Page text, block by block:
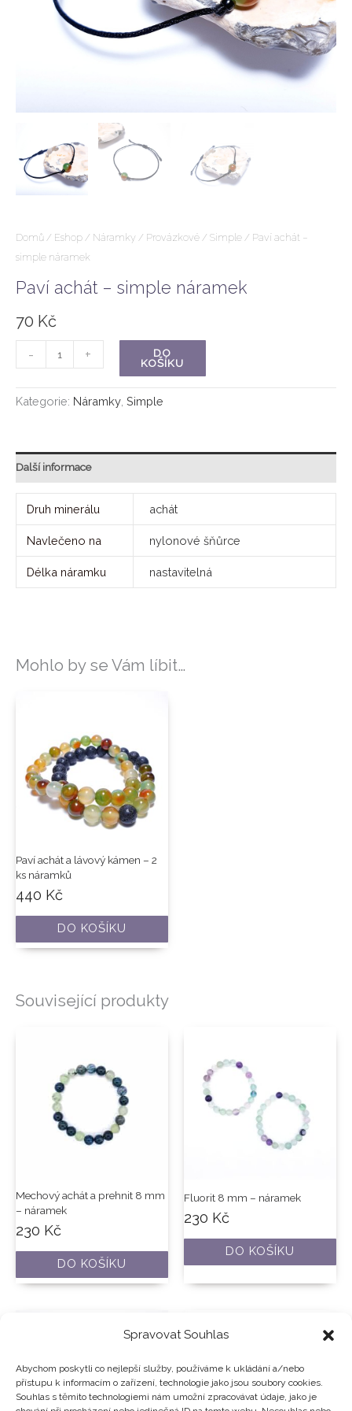
Spravovat Souhlas
Abychom poskytli co nejlepší služby, používáme k ukládání a/nebo
přístupu k informacím o zařízení, technologie jako jsou soubory cookies.
Souhlas s těmito technologiemi nám umožní zpracovávat údaje, jako je
Domů / Eshop / Náramky / Provázkové / Simple / Paví achát –
simple náramek
Paví achát – simple náramek
70 Kč
- +
DO
KOŠÍKU
Kategorie: Náramky, Simple
Další informace
Druh minerálu achát
Navlečeno na nylonové šňůrce
Délka náramku nastavitelná
Mohlo by se Vám líbit…
Paví achát a lávový kámen – 2
ks náramků
440 Kč
DO KOŠÍKU
Související produkty
Mechový achát a prehnit 8 mm
– náramek
230 Kč
DO KOŠÍKU
Fluorit 8 mm – náramek
230 Kč
DO KOŠÍKU